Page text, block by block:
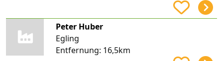
Peter Huber
Egling
Entfernung: 16,5km